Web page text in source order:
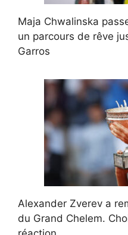
Maja Chwalinska
un parcours de rêve
Garros
Alexander Zverev a
du Grand Chelem.